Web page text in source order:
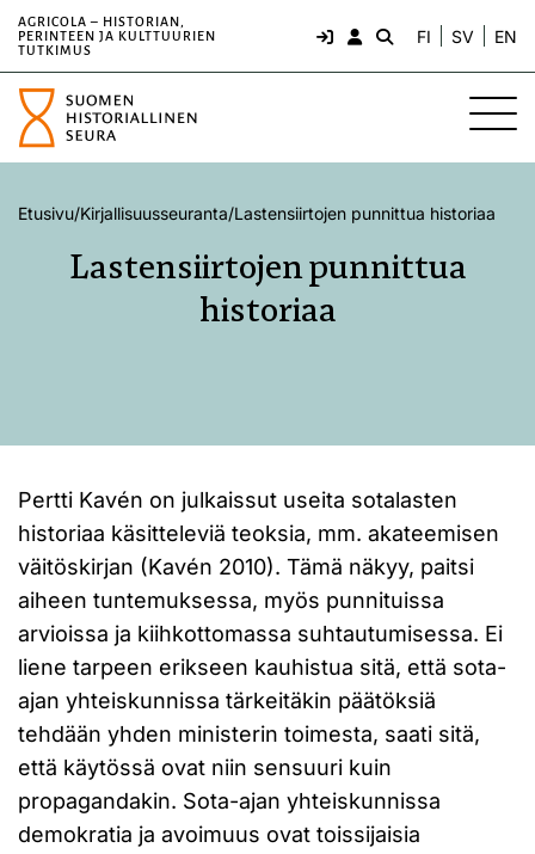
AGRICOLA – HISTORIAN,
PERINTEEN JA KULTTUURIEN
TUTKIMUS
FI SV EN
Etusivu/Kirjallisuusseuranta/Lastensiirtojen punnittua historiaa
Lastensiirtojen punnittua
historiaa
Pertti Kavén on julkaissut useita sotalasten
historiaa käsitteleviä teoksia, mm. akateemisen
väitöskirjan (Kavén 2010). Tämä näkyy, paitsi
aiheen tuntemuksessa, myös punnituissa
arvioissa ja kiihkottomassa suhtautumisessa. Ei
liene tarpeen erikseen kauhistua sitä, että sota-
ajan yhteiskunnissa tärkeitäkin päätöksiä
tehdään yhden ministerin toimesta, saati sitä,
että käytössä ovat niin sensuuri kuin
propagandakin. Sota-ajan yhteiskunnissa
demokratia ja avoimuus ovat toissijaisia